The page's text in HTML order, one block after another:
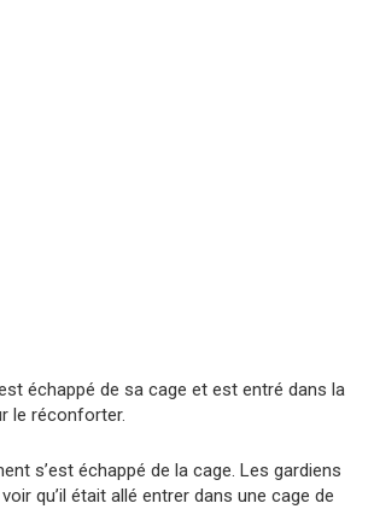
échappé de sa cage et est entré dans la
le réconforter.
s’est échappé de la cage. Les gardiens
qu’il était allé entrer dans une cage de